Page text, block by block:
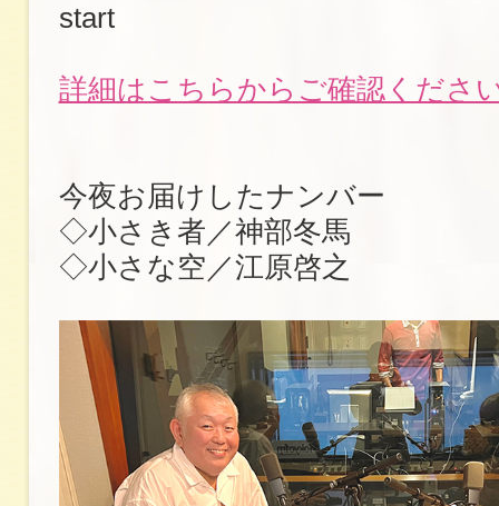
start
詳細はこちらからご確認くださ
今夜お届けしたナンバー
◇小さき者／神部冬馬
◇小さな空／江原啓之